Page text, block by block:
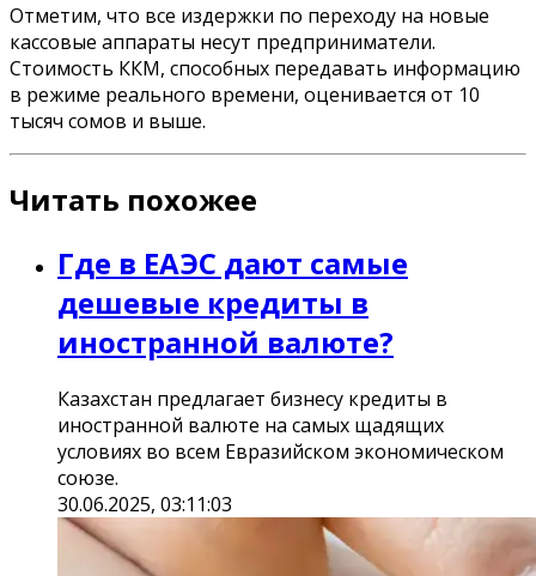
Отметим, что все издержки по переходу на новые
кассовые аппараты несут предприниматели.
Стоимость ККМ, способных передавать информацию
в режиме реального времени, оценивается от 10
тысяч сомов и выше.
Читать похожее
Где в ЕАЭС дают самые
дешевые кредиты в
иностранной валюте?
Казахстан предлагает бизнесу кредиты в
иностранной валюте на самых щадящих
условиях во всем Евразийском экономическом
союзе.
30.06.2025, 03:11:03